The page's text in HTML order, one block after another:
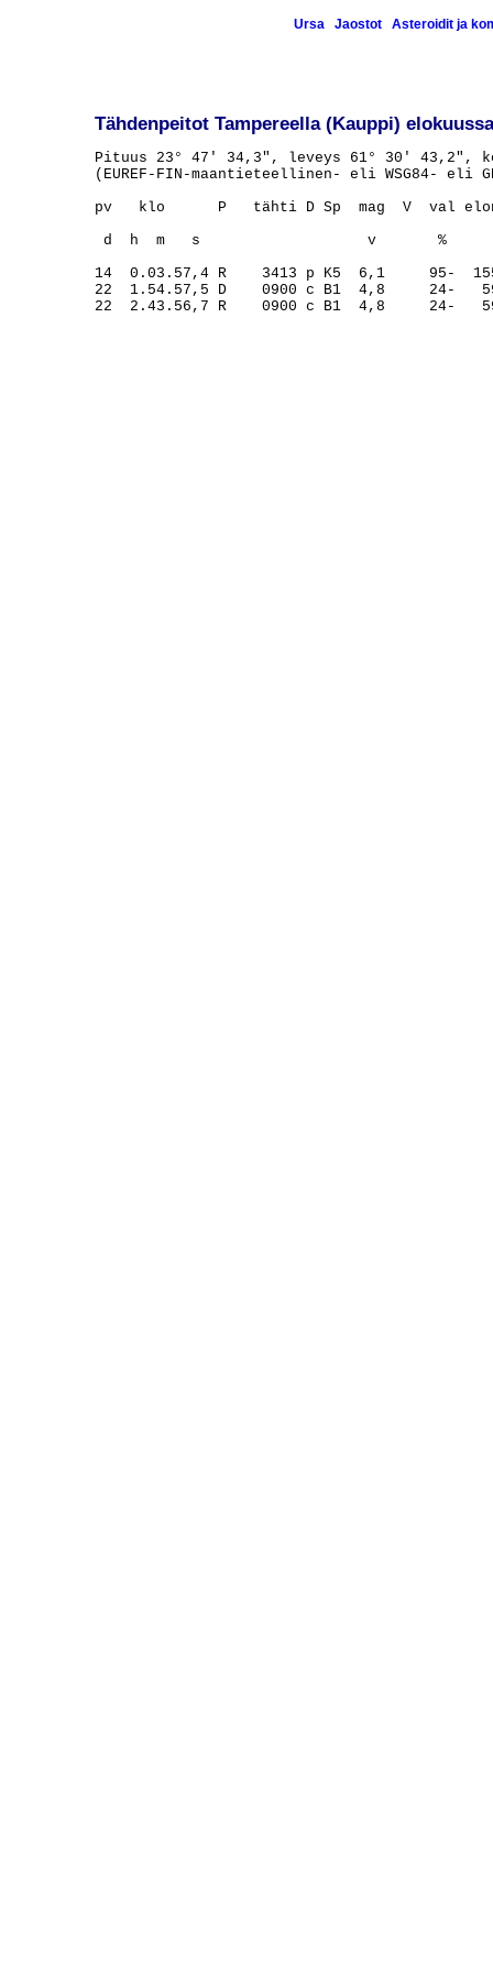
Ursa Jaostot Asteroidit ja
Tähdenpeitot Tampereella (Kauppi)
Pituus 23° 47' 34,3", leveys 61° 30' 43,2",
(EUREF-FIN-maantieteellinen- eli WSG84- eli
pv   klo      P   tähti D Sp  mag  V  val
d  h  m   s                   v       %
14  0.03.57,4 R    3413 p K5  6,1     95-
22  1.54.57,5 D    0900 c B1  4,8     24-